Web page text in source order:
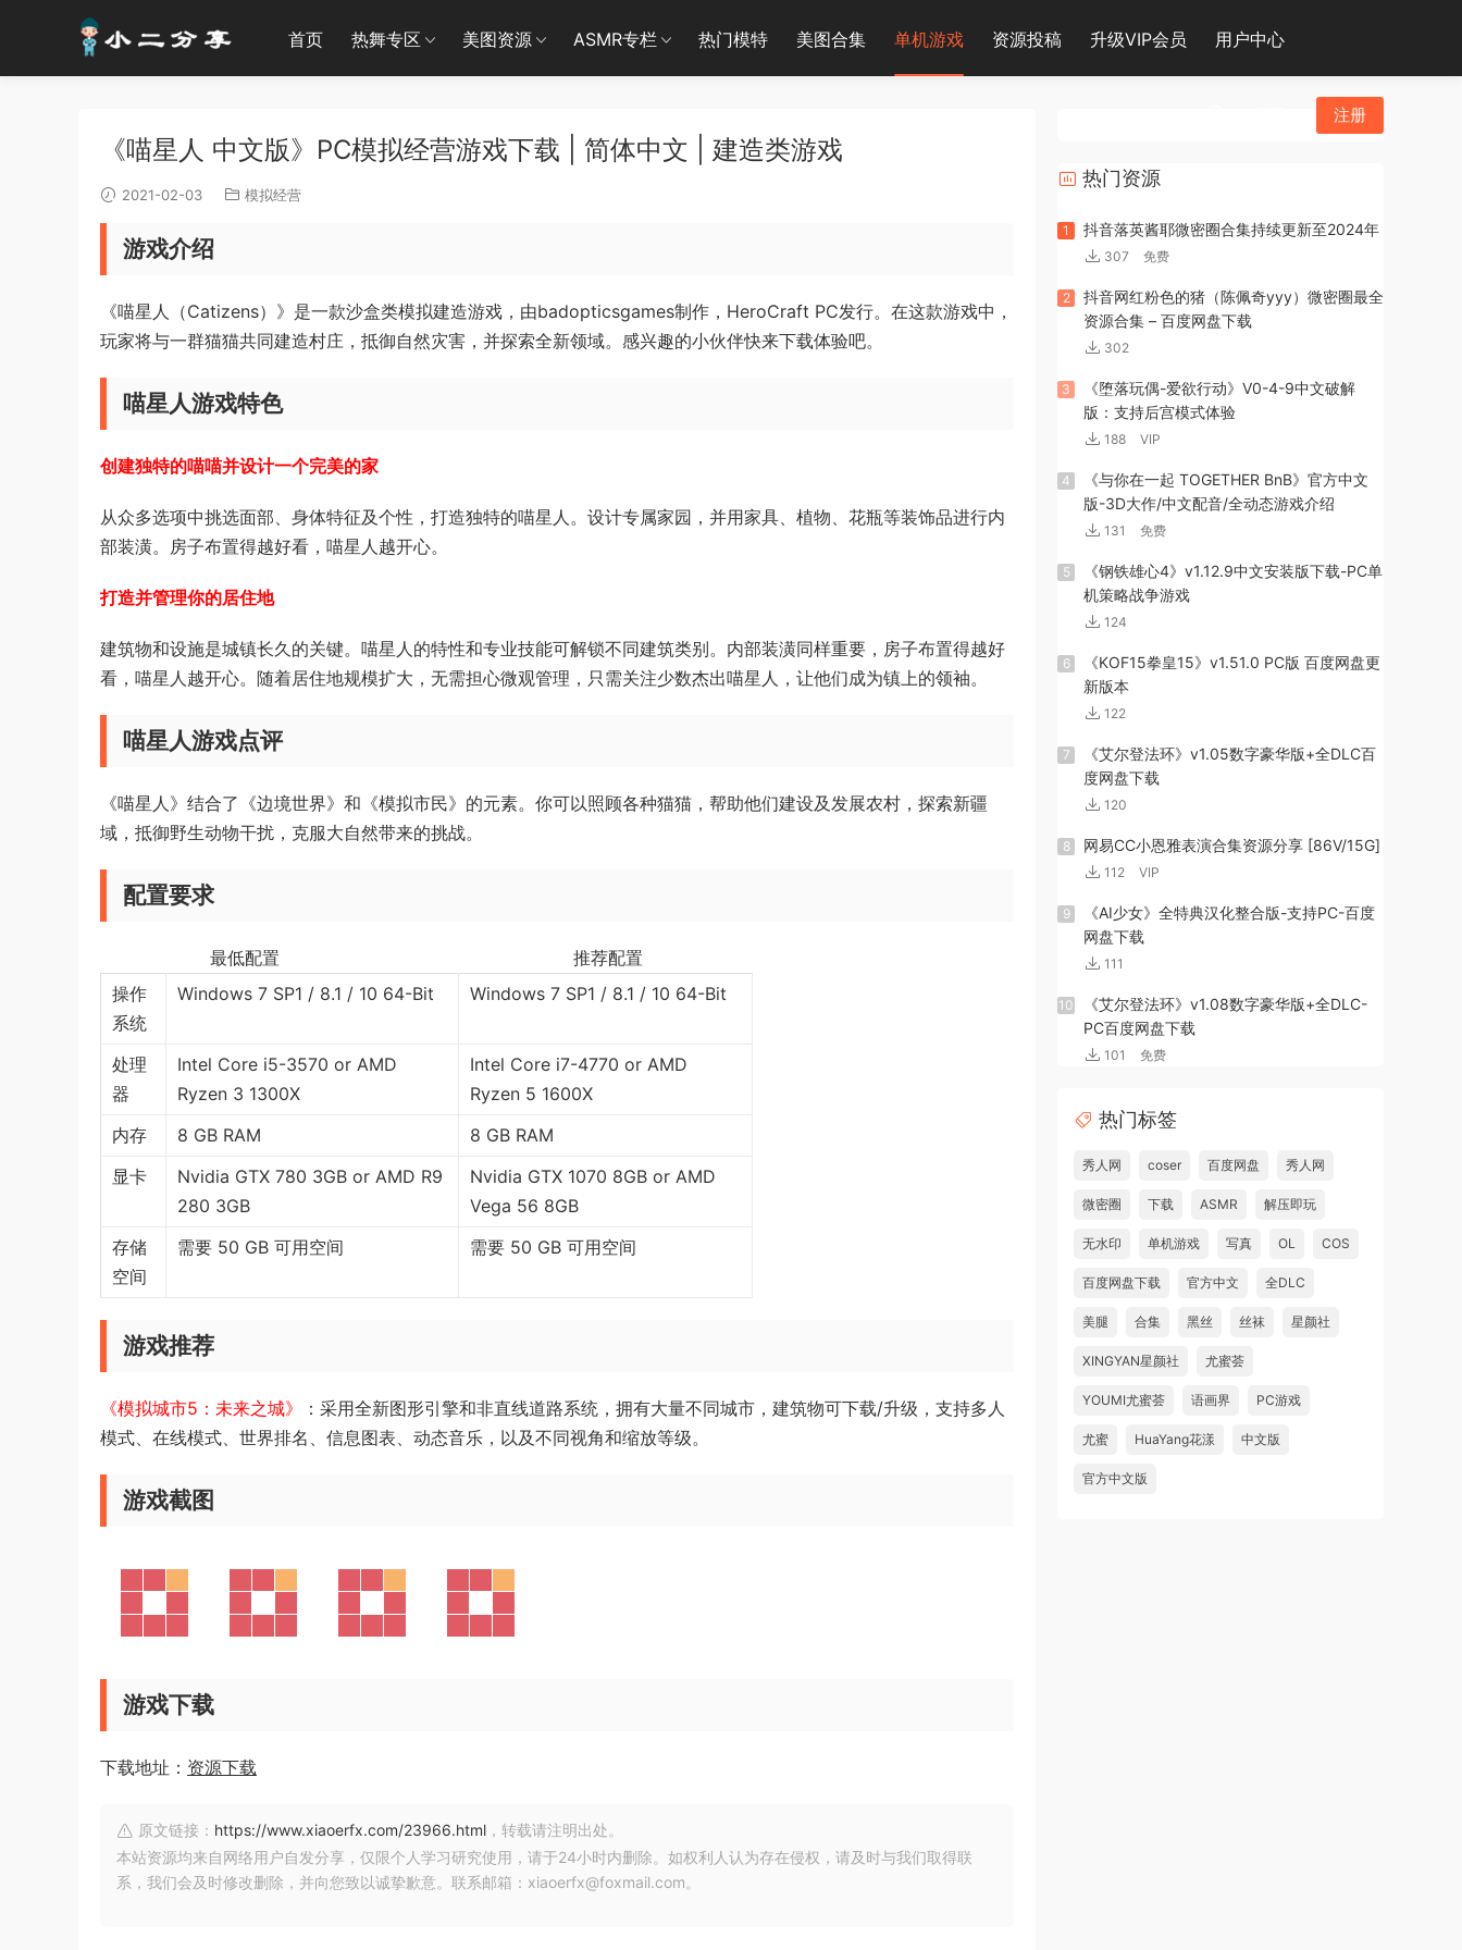
首页 热舞专区 美图资源 ASMR专栏 热门模特 美图合集 单机游戏 资源投稿 升级VIP会员 用户中心
注册
《喵星人 中文版》PC模拟经营游戏下载 | 简体中文 | 建造类游戏
2021-02-03 模拟经营
游戏介绍
《喵星人（Catizens）》是一款沙盒类模拟建造游戏，由badopticsgames制作，HeroCraft PC发行。在这款游戏中，
玩家将与一群猫猫共同建造村庄，抵御自然灾害，并探索全新领域。感兴趣的小伙伴快来下载体验吧。
喵星人游戏特色
创建独特的喵喵并设计一个完美的家
从众多选项中挑选面部、身体特征及个性，打造独特的喵星人。设计专属家园，并用家具、植物、花瓶等装饰品进行内
部装潢。房子布置得越好看，喵星人越开心。
打造并管理你的居住地
建筑物和设施是城镇长久的关键。喵星人的特性和专业技能可解锁不同建筑类别。内部装潢同样重要，房子布置得越好
看，喵星人越开心。随着居住地规模扩大，无需担心微观管理，只需关注少数杰出喵星人，让他们成为镇上的领袖。
喵星人游戏点评
《喵星人》结合了《边境世界》和《模拟市民》的元素。你可以照顾各种猫猫，帮助他们建设及发展农村，探索新疆
域，抵御野生动物干扰，克服大自然带来的挑战。
配置要求
最低配置 推荐配置
操作
系统
Windows 7 SP1 / 8.1 / 10 64-Bit Windows 7 SP1 / 8.1 / 10 64-Bit
处理
器
Intel Core i5-3570 or AMD
Ryzen 3 1300X
Intel Core i7-4770 or AMD
Ryzen 5 1600X
内存
8 GB RAM
8 GB RAM
显卡
Nvidia GTX 780 3GB or AMD R9
280 3GB
Nvidia GTX 1070 8GB or AMD
Vega 56 8GB
存储
空间
需要 50 GB 可用空间 需要 50 GB 可用空间
游戏推荐
《模拟城市5：未来之城》
：采用全新图形引擎和非直线道路系统，拥有大量不同城市，建筑物可下载/升级，支持多人
模式、在线模式、世界排名、信息图表、动态音乐，以及不同视角和缩放等级。
游戏截图
游戏下载
下载地址： 资源下载
原文链接： https://www.xiaoerfx.com/23966.html ，转载请注明出处。
本站资源均来自网络用户自发分享，仅限个人学习研究使用，请于24小时内删除。如权利人认为存在侵权，请及时与我们取得联
系，我们会及时修改删除，并向您致以诚挚歉意。联系邮箱：xiaoerfx@foxmail.com。
热门资源
1 抖音落英酱耶微密圈合集持续更新至2024年
307 免费
2
抖音网红粉色的猪（陈佩奇yyy）微密圈最全
资源合集 – 百度网盘下载
302
3
《堕落玩偶-爱欲行动》V0-4-9中文破解
版：支持后宫模式体验
188 VIP
4
《与你在一起 TOGETHER BnB》官方中文
版-3D大作/中文配音/全动态游戏介绍
131 免费
5
《钢铁雄心4》v1.12.9中文安装版下载-PC单
机策略战争游戏
124
6
《KOF15拳皇15》v1.51.0 PC版 百度网盘更
新版本
122
7
《艾尔登法环》v1.05数字豪华版+全DLC百
度网盘下载
120
8 网易CC小恩雅表演合集资源分享 [86V/15G]
112 VIP
9
《AI少女》全特典汉化整合版-支持PC-百度
网盘下载
111
10
《艾尔登法环》v1.08数字豪华版+全DLC-
PC百度网盘下载
101 免费
热门标签
秀人网 coser 百度网盘 秀人网
微密圈 下载 ASMR 解压即玩
无水印 单机游戏 写真 OL COS
百度网盘下载 官方中文 全DLC
美腿 合集 黑丝 丝袜 星颜社
XINGYAN星颜社 尤蜜荟
YOUMI尤蜜荟 语画界 PC游戏
尤蜜 HuaYang花漾 中文版
官方中文版